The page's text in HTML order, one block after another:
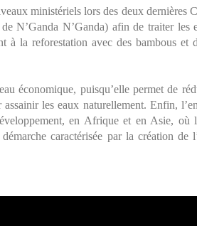
ministériels lors des deux dernières
N’Ganda N’Ganda) afin de traiter les
à la reforestation avec des bambous et
économique, puisqu’elle permet de
les eaux naturellement. Enfin,
en Afrique et en Asie, où
caractérisée par la création de